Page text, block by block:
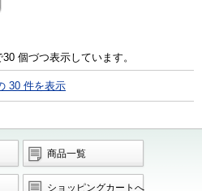
個づつ表示しています。
30 件を表示
商品一覧
ショッピングカートへ